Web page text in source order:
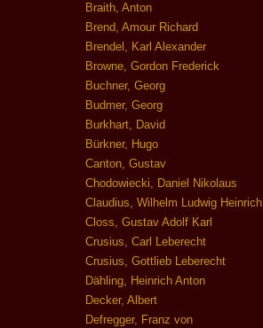
Braith, Anton
Brend, Amour Richard
Brendel, Karl Alexander
Browne, Gordon Frederick
Buchner, Georg
Budmer, Georg
Burkhart, David
Bürkner, Hugo
Canton, Gustav
Chodowiecki, Daniel Nikolaus
Claudius, Wilhelm Ludwig Heinrich
Closs, Gustav Adolf Karl
Crusius, Carl Leberecht
Crusius, Gottlieb Leberecht
Dähling, Heinrich Anton
Decker, Albert
Defregger, Franz von